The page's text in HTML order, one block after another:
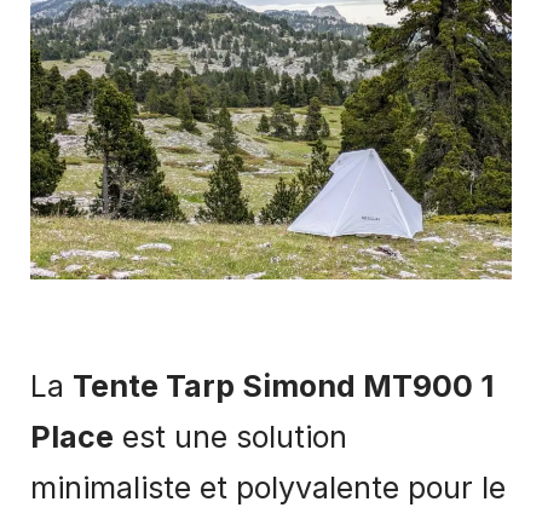
La Tente Tarp Simond MT900 1
Place est une solution
minimaliste et polyvalente pour le